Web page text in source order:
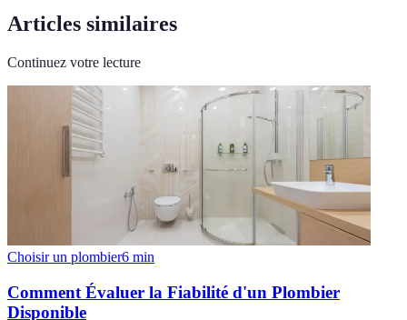
Articles similaires
Continuez votre lecture
Choisir un plombier6 min
Comment Évaluer la Fiabilité d'un Plombier
Disponible